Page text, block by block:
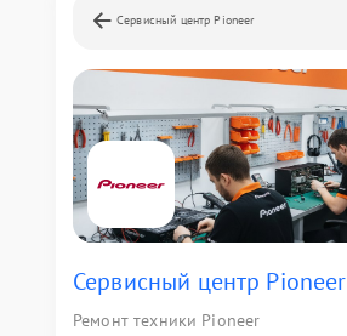
Сервисный центр Pioneer
Сервисный центр Pioneer
Ремонт техники Pioneer